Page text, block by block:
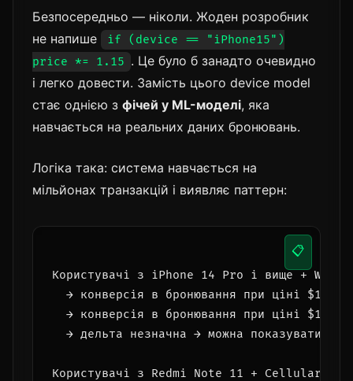
Безпосередньо — ніколи. Жоден розробник
не напише
if (device == "iPhone15")
price *= 1.15 . Це було б занадто очевидно
і легко довести. Замість цього device model
стає однією з фічей у ML-моделі, яка
навчається на реальних даних бронювань.
Логіка така: система навчається на
мільйонах транзакцій і виявляє паттерн:
Користувачі з iPhone 14 Pro і вище + Wifi
→ конверсія в бронювання при ціні $150:
→ конверсія в бронювання при ціні $180:
→ дельта незначна → можна показувати
Користувачі з Redmi Note 11 + Cellular +
📋